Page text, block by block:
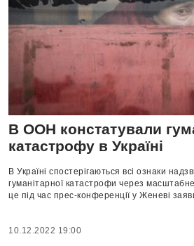
В ООН констатували
катастрофу в Україні
В Україні спостерігаються всі ознаки
гуманітарної катастрофи через
це під час прес-конференції у Женеві
10.12.2022 19:00